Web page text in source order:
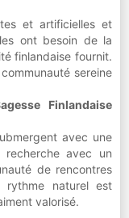
et artificielles et
ont besoin de la
finlandaise fournit.
sereine
Finlandaise
avec une
avec un
de rencontres
naturel est
valorisé.